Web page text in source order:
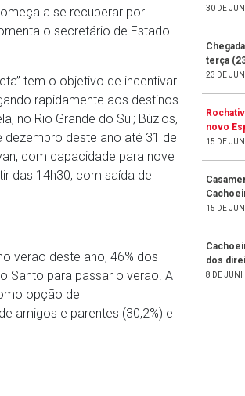
a se recuperar por
o secretário de Estado
tem o objetivo de incentivar
rapidamente aos destinos
no Rio Grande do Sul; Búzios,
dezembro deste ano até 31 de
com capacidade para nove
das 14h30, com saída de
verão deste ano, 46% dos
Santo para passar o verão. A
opção de
amigos e parentes (30,2%) e
30 DE
terça
23 DE
novo
15 DE
15 DE
dos
8 DE